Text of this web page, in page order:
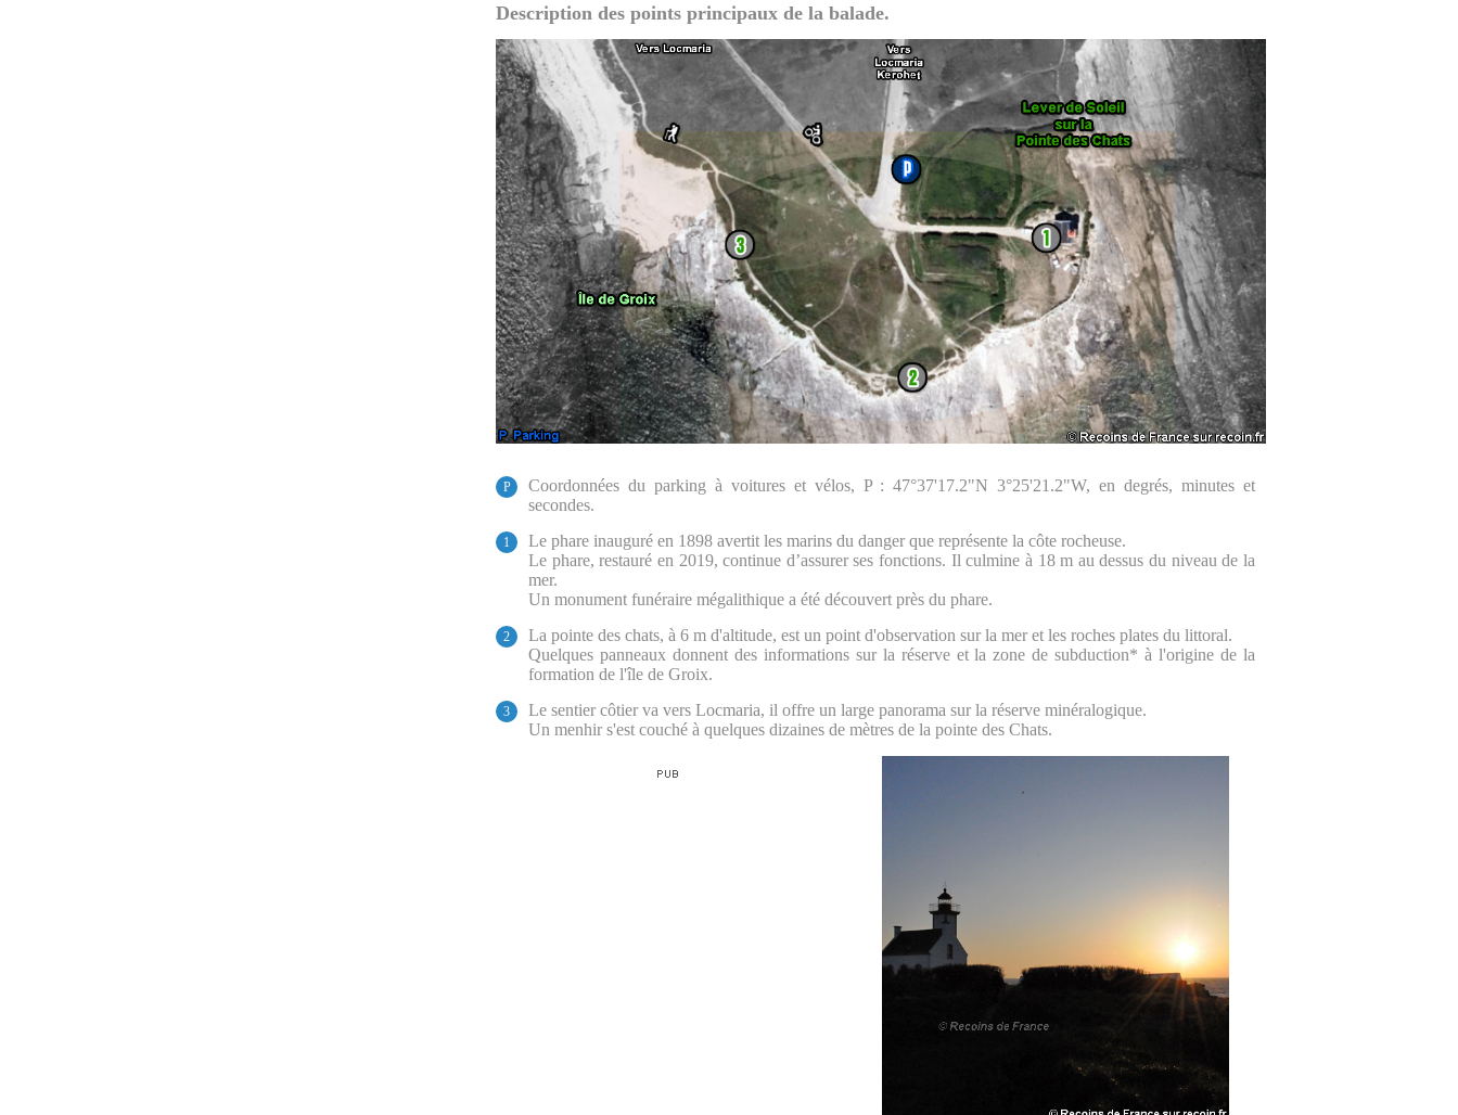
Description des points principaux de la balade.
P
Coordonnées du parking à voitures et vélos, P : 47°37'17.2"N 3°25'21.2"W, en degrés, minutes et
secondes.
1
Le phare inauguré en 1898 avertit les marins du danger que représente la côte rocheuse.
Le phare, restauré en 2019, continue d’assurer ses fonctions. Il culmine à 18 m au dessus du niveau de la
mer.
Un monument funéraire mégalithique a été découvert près du phare.
2
La pointe des chats, à 6 m d'altitude, est un point d'observation sur la mer et les roches plates du littoral.
Quelques panneaux donnent des informations sur la réserve et la zone de subduction* à l'origine de la
formation de l'île de Groix.
3
Le sentier côtier va vers Locmaria, il offre un large panorama sur la réserve minéralogique.
Un menhir s'est couché à quelques dizaines de mètres de la pointe des Chats.